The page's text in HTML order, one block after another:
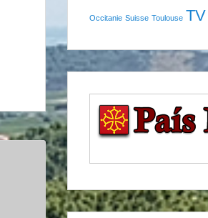
Occitanie Suisse Toulouse TV